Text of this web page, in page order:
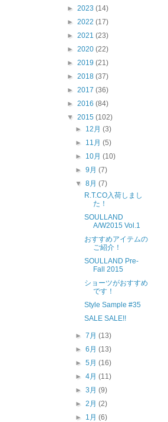
► 2023 (14)
► 2022 (17)
► 2021 (23)
► 2020 (22)
► 2019 (21)
► 2018 (37)
► 2017 (36)
► 2016 (84)
▼ 2015 (102)
► 12月(3)
► 11月(5)
► 10月(10)
►9月(7)
▼8月(7)
R.T.CO入荷しまし
た！
SOULLAND
A/W2015 Vol.1
おすすめアイテムの
ご紹介！
SOULLAND Pre-
Fall 2015
ショーツがおすすめ
です！
Style Sample #35
SALE SALE!!
►7月(13)
►6月(13)
►5月(16)
►4月(11)
►3月(9)
►2月(2)
► 1月(6)